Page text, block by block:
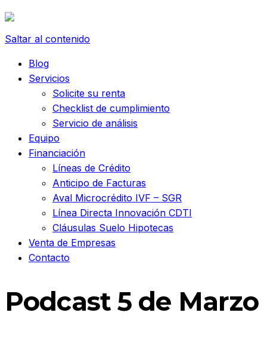
Saltar al contenido
Blog
Servicios
Solicite su renta
Checklist de cumplimiento
Servicio de análisis
Equipo
Financiación
Líneas de Crédito
Anticipo de Facturas
Aval Microcrédito IVF – SGR
Línea Directa Innovación CDTI
Cláusulas Suelo Hipotecas
Venta de Empresas
Contacto
Podcast 5 de Marzo